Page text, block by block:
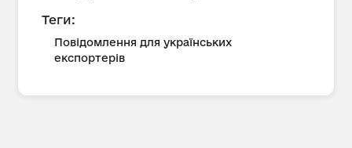
Теги:
Повідомлення для українських
експортерів